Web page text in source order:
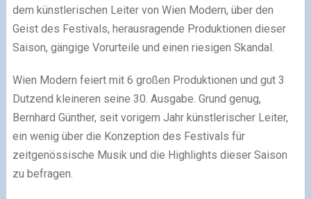
dem künstlerischen Leiter von Wien Modern, über den
Geist des Festivals, herausragende Produktionen dieser
Saison, gängige Vorurteile und einen riesigen Skandal.
Wien Modern feiert mit 6 großen Produktionen und gut 3
Dutzend kleineren seine 30. Ausgabe. Grund genug,
Bernhard Günther, seit vorigem Jahr künstlerischer Leiter,
ein wenig über die Konzeption des Festivals für
zeitgenössische Musik und die Highlights dieser Saison
zu befragen.